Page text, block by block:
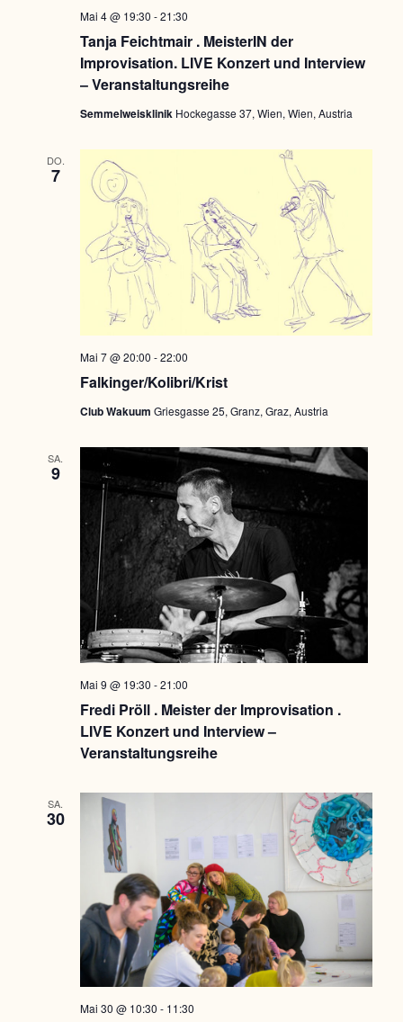
Tanja Feichtmair . MeisterIN der
Improvisation. LIVE Konzert und Interview
– Veranstaltungsreihe
Mai 4 @ 19:30 -21:30
Semmelweisklinik Hockegasse 37, Wien, Wien, Austria
DO.
7
Falkinger/Kolibri/Krist
Mai 7 @ 20:00 -22:00
Club Wakuum Griesgasse 25, Granz, Graz, Austria
SA.
9
Fredi Pröll . Meister der Improvisation .
LIVE Konzert und Interview –
Veranstaltungsreihe
Mai 9 @ 19:30 -21:00
SA.
30
Mai 30 @ 10:30 - 11:30